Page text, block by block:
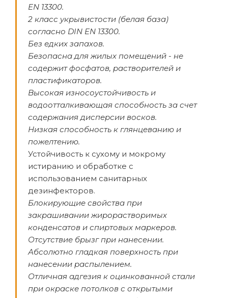
EN 13300.
2 класс укрывистости (белая база)
согласно DIN EN 13300.
Без едких запахов.
Безопасна для жилых помещений - не
содержит фосфатов, растворителей и
пластификаторов.
Высокая износоустойчивость и
водоотталкивающая способность за счет
содержания дисперсии восков.
Низкая способность к глянцеванию и
пожелтению.
Устойчивость к сухому и мокрому
истиранию и обработке с
использованием санитарных
дезинфекторов.
Блокирующие свойства при
закрашивании жирорастворимых
конденсатов и спиртовых маркеров.
Отсутствие брызг при нанесении.
Абсолютно гладкая поверхность при
нанесении распылением.
Отличная адгезия к оцинкованной стали
при окраске потолков с открытыми